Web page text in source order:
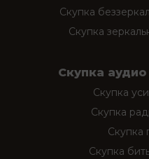
Скупка
Скупка
Скупка
Скупка
Скупка
Скупка
Скупка